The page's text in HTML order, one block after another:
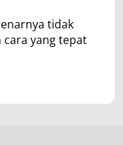
tidak
cara yang tepat